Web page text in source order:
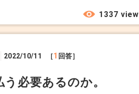
。今回の区分所有法の改正で、
でしょうか？
1337 view
2022/10/11 ［1 回答］
必要あるのか。